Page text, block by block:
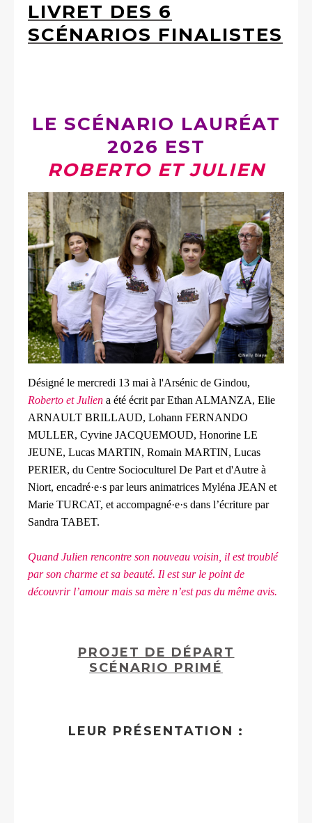
LIVRET DES 6
SCÉNARIOS FINALISTES
LE SCÉNARIO LAURÉAT
2026 EST
ROBERTO ET JULIEN
Désigné le mercredi 13 mai à l'Arsénic de Gindou,
Roberto et Julien a été écrit par Ethan ALMANZA, Elie
ARNAULT BRILLAUD, Lohann FERNANDO
MULLER, Cyvine JACQUEMOUD, Honorine LE
JEUNE, Lucas MARTIN, Romain MARTIN, Lucas
PERIER, du Centre Socioculturel De Part et d'Autre à
Niort, encadré·e·s par leurs animatrices Myléna JEAN et
Marie TURCAT, et accompagné·e·s dans l’écriture par
Sandra TABET.
Quand Julien rencontre son nouveau voisin, il est troublé
par son charme et sa beauté. Il est sur le point de
découvrir l’amour mais sa mère n’est pas du même avis.
PROJET DE DÉPART
SCÉNARIO PRIMÉ
LEUR PRÉSENTATION :